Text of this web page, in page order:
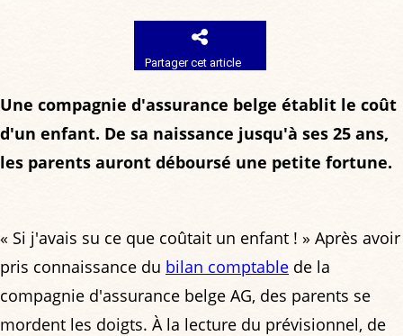
Partager cet article
Une compagnie d'assurance belge établit le coût
d'un enfant. De sa naissance jusqu'à ses 25 ans,
les parents auront déboursé une petite fortune.
« Si j'avais su ce que coûtait un enfant ! » Après avoir
pris connaissance du bilan comptable de la
compagnie d'assurance belge AG, des parents se
mordent les doigts. À la lecture du prévisionnel, de